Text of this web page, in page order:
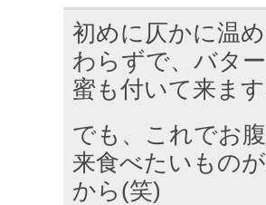
初めに仄かに温
わらずで、バタ
蜜も付いて来ます
でも、これでお
来食べたいもの
から(笑)